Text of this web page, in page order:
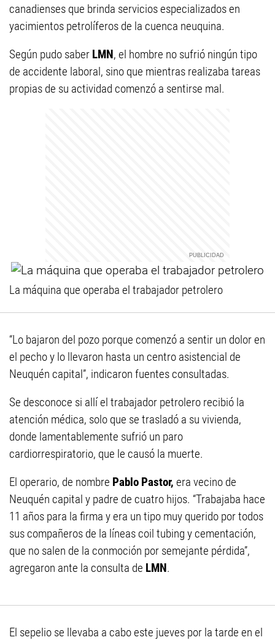
canadienses que brinda servicios especializados en
yacimientos petrolíferos de la cuenca neuquina.
Según pudo saber LMN, el hombre no sufrió ningún tipo
de accidente laboral, sino que mientras realizaba tareas
propias de su actividad comenzó a sentirse mal.
La máquina que operaba el trabajador petrolero
“Lo bajaron del pozo porque comenzó a sentir un dolor en
el pecho y lo llevaron hasta un centro asistencial de
Neuquén capital”, indicaron fuentes consultadas.
Se desconoce si allí el trabajador petrolero recibió la
atención médica, solo que se trasladó a su vivienda,
donde lamentablemente sufrió un paro
cardiorrespiratorio, que le causó la muerte.
El operario, de nombre Pablo Pastor, era vecino de
Neuquén capital y padre de cuatro hijos. “Trabajaba hace
11 años para la firma y era un tipo muy querido por todos
sus compañeros de la líneas coil tubing y cementación,
que no salen de la conmoción por semejante pérdida”,
agregaron ante la consulta de LMN.
El sepelio se llevaba a cabo este jueves por la tarde en el